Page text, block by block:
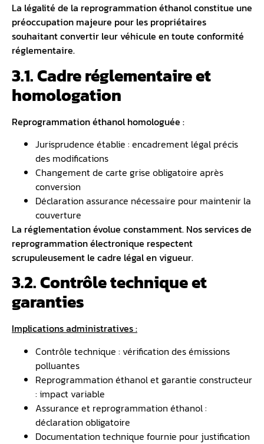
La légalité de la reprogrammation éthanol constitue une
préoccupation majeure pour les propriétaires
souhaitant convertir leur véhicule en toute conformité
réglementaire.
3.1. Cadre réglementaire et
homologation
Reprogrammation éthanol homologuée :
Jurisprudence établie : encadrement légal précis
des modifications
Changement de carte grise obligatoire après
conversion
Déclaration assurance nécessaire pour maintenir la
couverture
La réglementation évolue constamment. Nos services de
reprogrammation électronique respectent
scrupuleusement le cadre légal en vigueur.
3.2. Contrôle technique et
garanties
Implications administratives :
Contrôle technique : vérification des émissions
polluantes
Reprogrammation éthanol et garantie constructeur
: impact variable
Assurance et reprogrammation éthanol :
déclaration obligatoire
Documentation technique fournie pour justification